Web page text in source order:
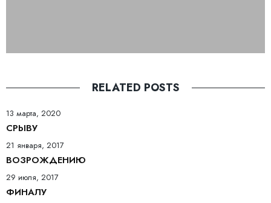
RELATED POSTS
13 марта, 2020
СРЫВУ
21 января, 2017
ВОЗРОЖДЕНИЮ
29 июля, 2017
ФИНАЛУ